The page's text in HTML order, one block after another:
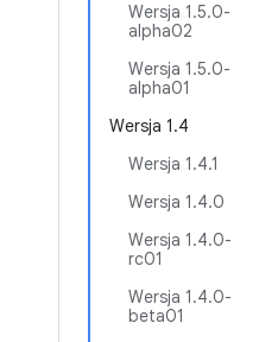
Wersja 1.5.0-
alpha02
Wersja 1.5.0-
alpha01
Wersja 1.4
Wersja 1.4.1
Wersja 1.4.0
Wersja 1.4.0-
rc01
Wersja 1.4.0-
beta01